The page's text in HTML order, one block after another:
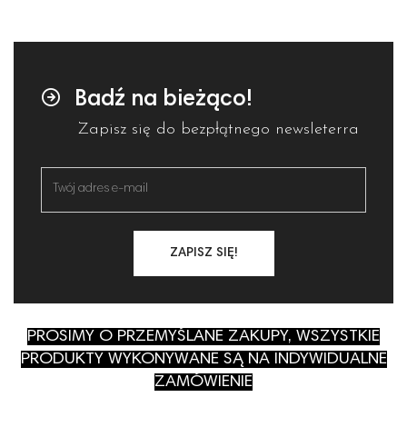
Badź na bieżąco!
Zapisz się do bezpłątnego newsleterra
ZAPISZ SIĘ!
PROSIMY O PRZEMYŚLANE ZAKUPY, WSZYSTKIE
PRODUKTY WYKONYWANE SĄ NA INDYWIDUALNE
ZAMÓWIENIE